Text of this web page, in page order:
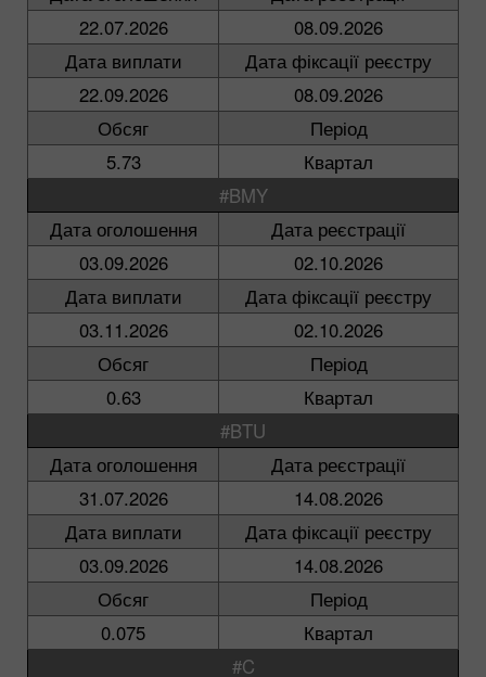
22.07.2026
08.09.2026
Дата виплати
Дата фіксації реєстру
22.09.2026
08.09.2026
Обсяг
Період
5.73
Квартал
#BMY
Дата оголошення
Дата реєстрації
03.09.2026
02.10.2026
Дата виплати
Дата фіксації реєстру
03.11.2026
02.10.2026
Обсяг
Період
0.63
Квартал
#BTU
Дата оголошення
Дата реєстрації
31.07.2026
14.08.2026
Дата виплати
Дата фіксації реєстру
03.09.2026
14.08.2026
Обсяг
Період
0.075
Квартал
#C